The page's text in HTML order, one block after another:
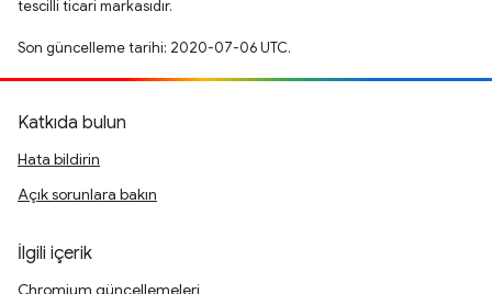
tescilli ticari markasıdır.
Son güncelleme tarihi: 2020-07-06 UTC.
Katkıda bulun
Hata bildirin
Açık sorunlara bakın
İlgili içerik
Chromium güncellemeleri